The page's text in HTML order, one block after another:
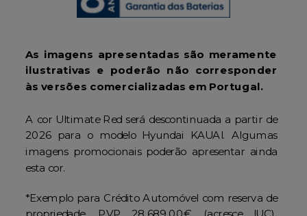
As imagens apresentadas são meramente
ilustrativas e poderão não corresponder
às versões comercializadas em Portugal.
A cor Ultimate Red será descontinuada a partir de
2026 para o modelo Hyundai KAUAI. Algumas
imagens promocionais poderão apresentar ainda
esta cor.
*Exemplo para Crédito Automóvel com reserva de